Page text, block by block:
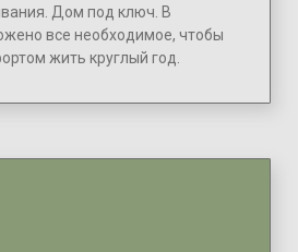
Дом под ключ. В
все необходимое, чтобы
жить круглый год.